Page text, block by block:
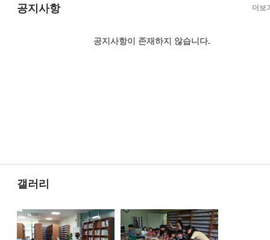
공지사항
공지사항이 존재하지 않습니다.
더보
갤러리